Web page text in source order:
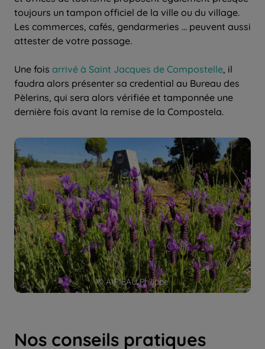
© AIRIEAU Philippe
toujours un tampon officiel de la ville ou du village.
Les commerces, cafés, gendarmeries … peuvent aussi
attester de votre passage.
Une fois arrivé à Saint Jacques de Compostelle, il
faudra alors présenter sa credential au Bureau des
Pèlerins, qui sera alors vérifiée et tamponnée une
dernière fois avant la remise de la Compostela.
Nos conseils pratiques